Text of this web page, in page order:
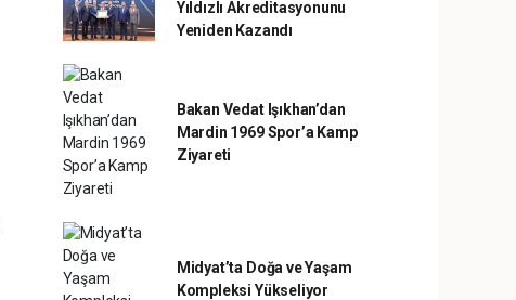
Yıldızlı Akreditasyonunu
Yeniden Kazandı
Bakan Vedat Işıkhan’dan
Mardin 1969 Spor’a Kamp
Ziyareti
Midyat’ta Doğa ve Yaşam
Kompleksi Yükseliyor